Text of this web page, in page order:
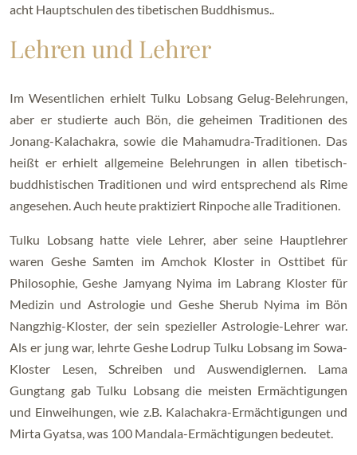
acht Hauptschulen des tibetischen Buddhismus..
Lehren und Lehrer
Im Wesentlichen erhielt Tulku Lobsang Gelug-Belehrungen,
aber er studierte auch Bön, die geheimen Traditionen des
Jonang-Kalachakra, sowie die Mahamudra-Traditionen. Das
heißt er erhielt allgemeine Belehrungen in allen tibetisch-
buddhistischen Traditionen und wird entsprechend als Rime
angesehen. Auch heute praktiziert Rinpoche alle Traditionen.
Tulku Lobsang hatte viele Lehrer, aber seine Hauptlehrer
waren Geshe Samten im Amchok Kloster in Osttibet für
Philosophie, Geshe Jamyang Nyima im Labrang Kloster für
Medizin und Astrologie und Geshe Sherub Nyima im Bön
Nangzhig-Kloster, der sein spezieller Astrologie-Lehrer war.
Als er jung war, lehrte Geshe Lodrup Tulku Lobsang im Sowa-
Kloster Lesen, Schreiben und Auswendiglernen. Lama
Gungtang gab Tulku Lobsang die meisten Ermächtigungen
und Einweihungen, wie z.B. Kalachakra-Ermächtigungen und
Mirta Gyatsa, was 100 Mandala-Ermächtigungen bedeutet.